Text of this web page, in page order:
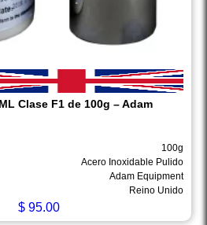
Clase F1 de 100g – Adam
100g
Acero Inoxidable Pulido
Adam Equipment
Reino Unido
$95.00